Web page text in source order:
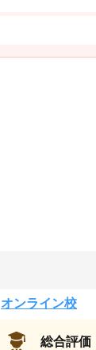
オンライン校
総合評価